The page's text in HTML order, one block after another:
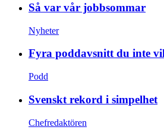
Så var vår jobbsommar
Nyheter
Fyra poddavsnitt du inte
Podd
Svenskt rekord i simpelhet
Chefredaktören